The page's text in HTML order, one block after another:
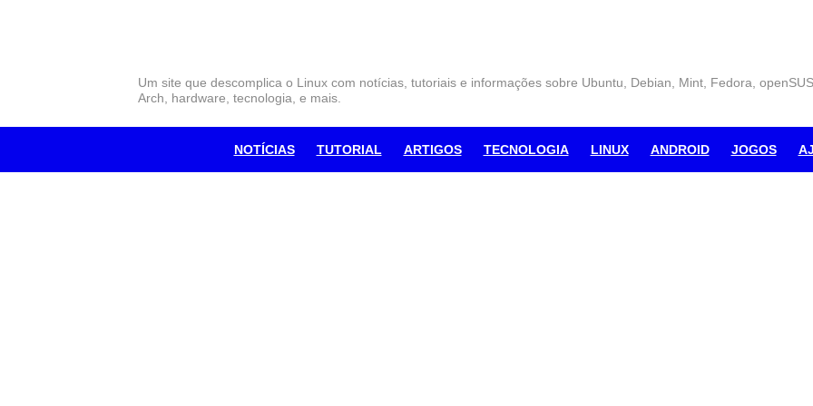
Um site que descomplica o Linux com notícias, tutoriais e informações sobre Ubuntu, Debian, Mint, Fedora,
Arch, hardware, tecnologia, e mais.
NOTÍCIAS TUTORIAL ARTIGOS TECNOLOGIA LINUX ANDROID JOGOS